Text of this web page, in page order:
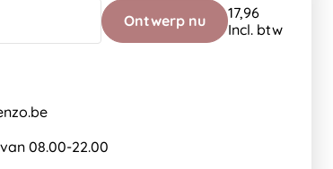
Ontwerp nu
17,96
Incl. btw
08.00-22.00